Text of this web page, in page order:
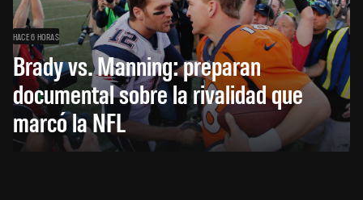
HACE 6 HORAS
Brady vs. Manning: preparan
documental sobre la rivalidad que
marcó la NFL